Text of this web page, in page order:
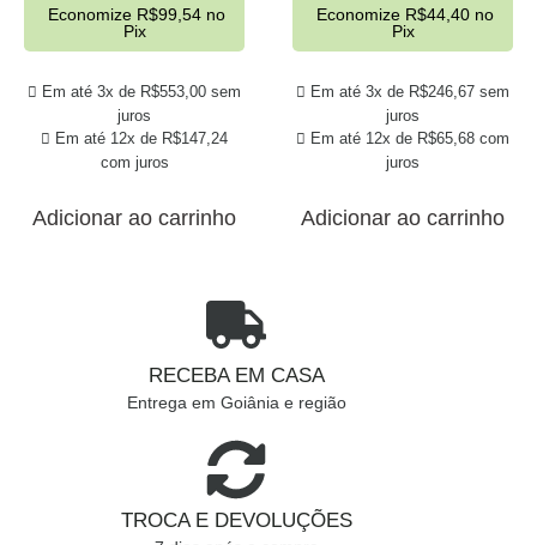
Em até 3x de R$553,00 sem
juros
Em até 12x de R$147,24
com juros
Economize R$99,54 no
Pix
Adicionar ao carrinho
Em até 3x de R$246,67 sem
juros
Em até 12x de R$65,68 com
juros
Economize R$44,40 no
Pix
Adicionar ao carrinho
RECEBA EM CASA
Entrega em Goiânia e região
TROCA E DEVOLUÇÕES